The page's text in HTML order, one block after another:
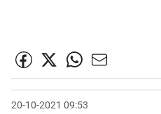
20-10-2021 09:53